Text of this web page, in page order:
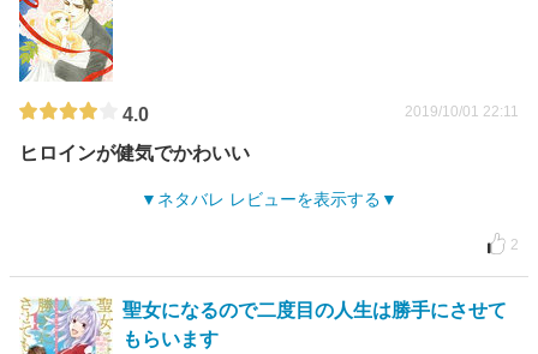
4.0 2019/10/01 22:11
ヒロインが健気でかわいい
ネタバレ レビューを表示する
2
聖女になるので二度目の人生は勝手にさせて
もらいます